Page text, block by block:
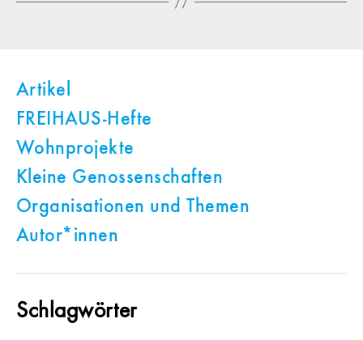
Artikel
FREIHAUS-Hefte
Wohnprojekte
Kleine Genossenschaften
Organisationen und Themen
Autor*innen
Schlagwörter